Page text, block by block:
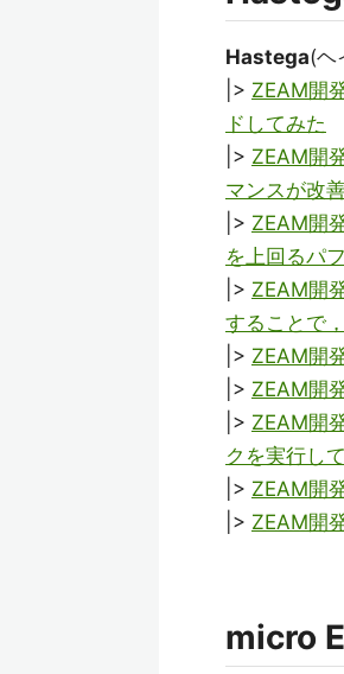
Hastega(ヘ
|> ZEAM開
ドしてみた
|> ZEAM開
マンスが改
|> ZEAM開
を上回るパ
|> ZEAM開
することで
|> ZEAM開
|> ZEAM開
|> ZEAM開
クを実行し
|> ZEAM開
|> ZEAM開
micro